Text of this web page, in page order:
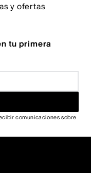
y ofertas
tu primera
comunicaciones sobre